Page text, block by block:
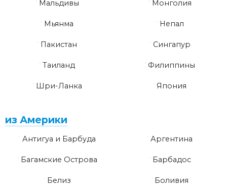
Мальдивы Монголия
Мьянма Непал
Пакистан Сингапур
Таиланд Филиппины
Шри-Ланка Япония
из Америки
Антигуа и Барбуда Аргентина
Багамские Острова Барбадос
Белиз Боливия